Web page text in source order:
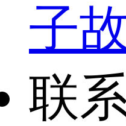
子
联